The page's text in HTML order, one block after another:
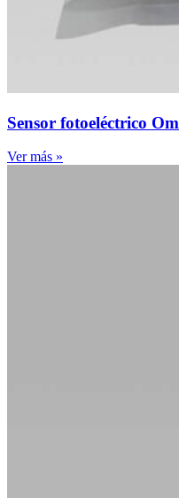
Sensor fotoeléctrico
Ver más »